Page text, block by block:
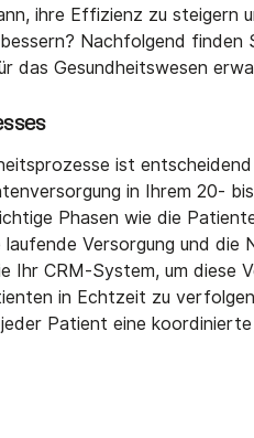
ihre Effizienz zu steigern
Nachfolgend finden
das Gesundheitswesen
ist
in Ihrem 20-
Phasen wie die
laufende Versorgung und die
Ihr CRM-System, um diese
in Echtzeit zu
Patient eine